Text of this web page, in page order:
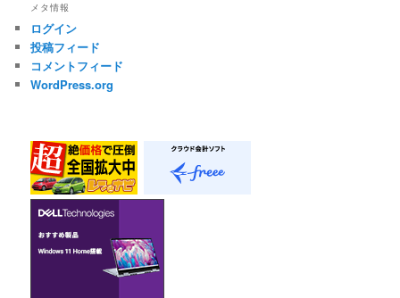
メタ情報
ログイン
投稿フィード
コメントフィード
WordPress.org